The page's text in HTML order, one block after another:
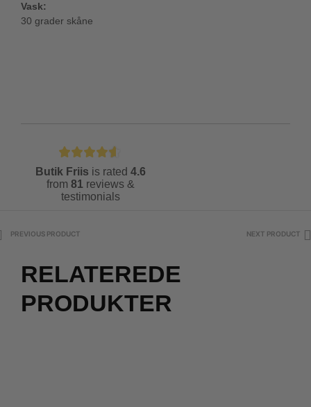
Vask:
30 grader skåne
Butik Friis is rated 4.6
from 81 reviews &
testimonials
PREVIOUS PRODUCT NEXT PRODUCT
RELATEREDE
PRODUKTER